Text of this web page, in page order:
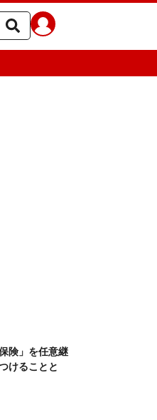
険」を任意継
けることと